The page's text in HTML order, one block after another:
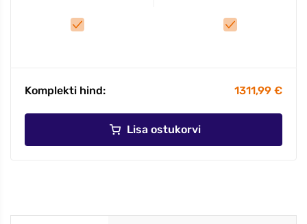
Komplekti hind: 1311,99 €
Lisa ostukorvi